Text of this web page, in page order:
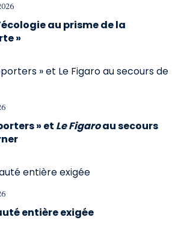
au prisme de la
»
» et Le Figaroau secours
entière exigée